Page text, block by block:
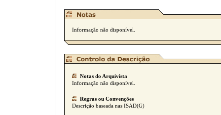
Informação não disponível.
Notas do Arquivista
Informação não disponível.
Regras ou Convenções
Descrição baseada nas ISAD(G)